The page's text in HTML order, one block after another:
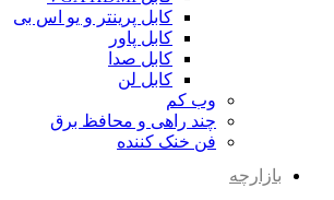
کابل پرینتر و یو اس بی
کابل پاور
کابل صدا
کابل لن
وب کم
چند راهی و محافظ برق
فن خنک کننده
بازارچه